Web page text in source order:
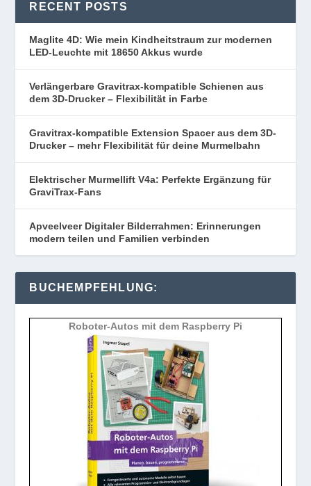
RECENT POSTS
Maglite 4D: Wie mein Kindheitstraum zur modernen
LED-Leuchte mit 18650 Akkus wurde
Verlängerbare Gravitrax-kompatible Schienen aus
dem 3D-Drucker – Flexibilität in Farbe
Gravitrax-kompatible Extension Spacer aus dem 3D-
Drucker – mehr Flexibilität für deine Murmelbahn
Elektrischer Murmellift V4a: Perfekte Ergänzung für
GraviTrax-Fans
Apveelveer Digitaler Bilderrahmen: Erinnerungen
modern teilen und Familien verbinden
BUCHEMPFEHLUNG:
Roboter-Autos mit dem Raspberry Pi